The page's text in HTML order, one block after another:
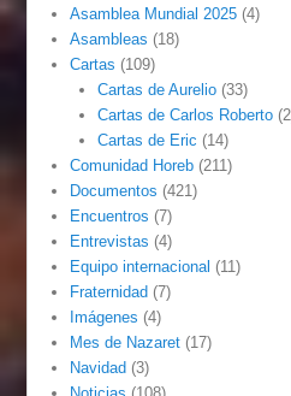
Asamblea Mundial 2025 (4)
Asambleas (18)
Cartas (109)
Cartas de Aurelio(33)
Cartas de Carlos Roberto
Cartas de Eric (14)
Comunidad Horeb (211)
Documentos (421)
Encuentros (7)
Entrevistas (4)
Equipo internacional (11)
Fraternidad (7)
Imágenes (4)
Mes de Nazaret (17)
Navidad (3)